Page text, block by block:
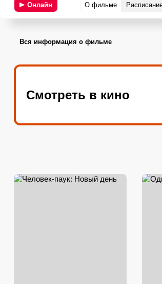
Онлайн О фильме
Вся информация о фильме
Смотреть в кино